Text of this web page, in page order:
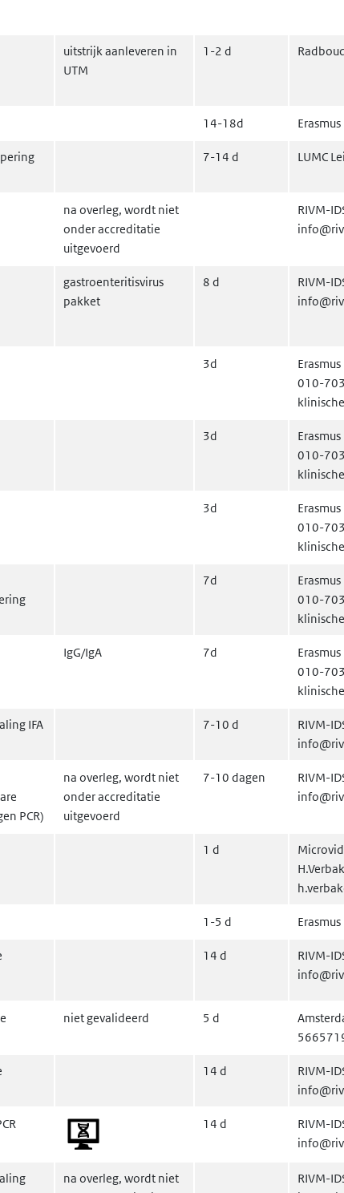
uitstrijk aanleveren in
UTM
1-2 d
14-18d
7-14 d LUMC
na overleg, wordt niet
onder accreditatie
uitgevoerd
RIVM-
gastroenteritisvirus
pakket
8 d
RIVM-
3d
010-
3d
010-
3d
010-
7d
010-
IgG/IgA 7d
010-
IFA
7-10 d
RIVM-
PCR)
na overleg, wordt niet
onder accreditatie
uitgevoerd
7-10 dagen
RIVM-
1 d
1-5 d
14 d
RIVM-
niet gevalideerd 5 d
14 d
RIVM-
14 d
RIVM-
na overleg, wordt niet
RIVM-